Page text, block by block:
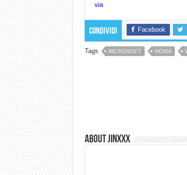
via
Condividi Facebook
Tags MICROSOFT NOKIA
About Jinxxx